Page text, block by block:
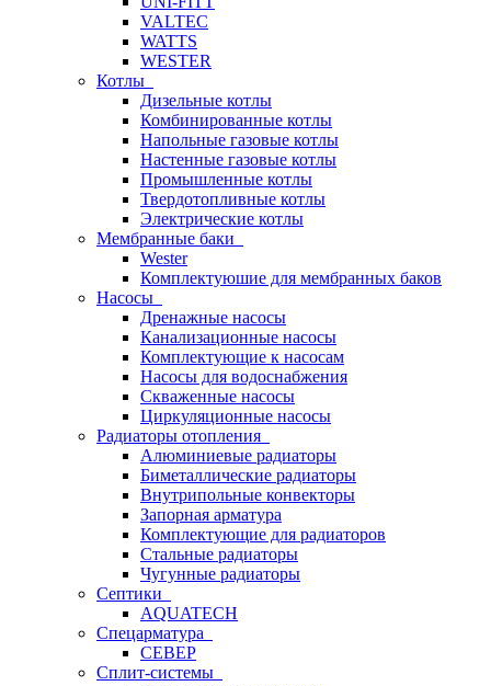
VALTEC
WATTS
WESTER
Котлы
Дизельные котлы
Комбинированные котлы
Напольные газовые котлы
Настенные газовые котлы
Промышленные котлы
Твердотопливные котлы
Электрические котлы
Мембранные баки
Wester
Комплектуюшие для мембранных баков
Насосы
Дренажные насосы
Канализационные насосы
Комплектующие к насосам
Насосы для водоснабжения
Скваженные насосы
Циркуляционные насосы
Радиаторы отопления
Алюминиевые радиаторы
Биметаллические радиаторы
Внутрипольные конвекторы
Запорная арматура
Комплектующие для радиаторов
Стальные радиаторы
Чугунные радиаторы
Септики
AQUATECH
Спецарматура
СЕВЕР
Сплит-системы